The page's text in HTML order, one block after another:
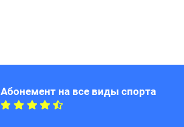
Абонемент на все виды спорта